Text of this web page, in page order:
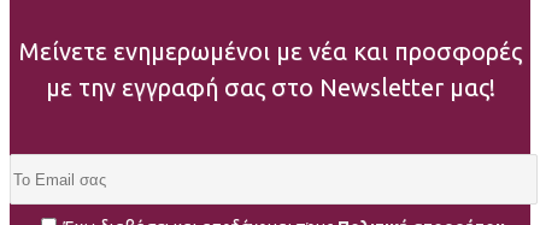
Μείνετε ενημερωμένοι με νέα και προσφορές
με την εγγραφή σας στο Newsletter μας!